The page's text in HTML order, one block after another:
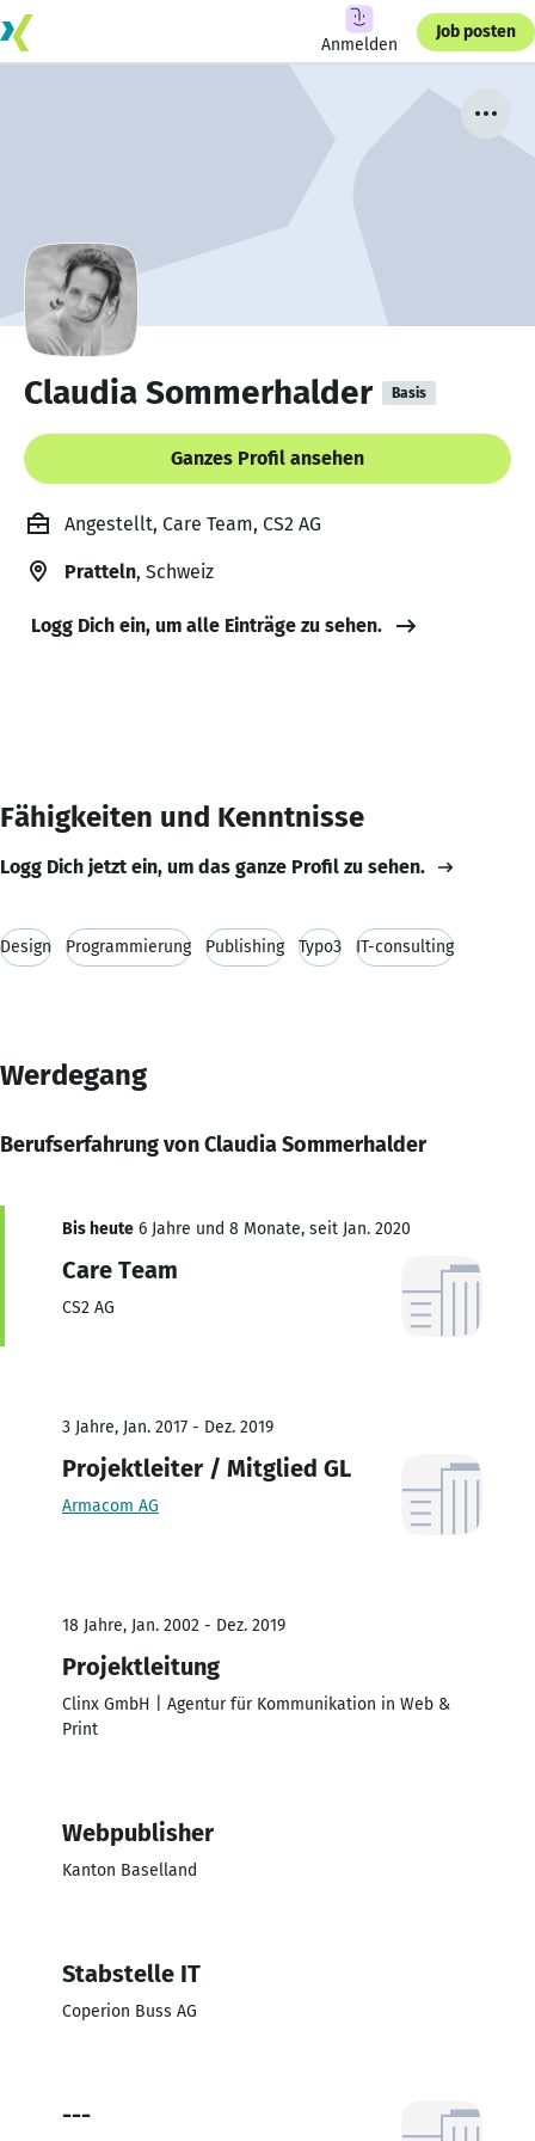
Anmelden
Job posten
Claudia Sommerhalder Basis
Ganzes Profil ansehen
Angestellt, Care Team, CS2 AG
Pratteln, Schweiz
Logg Dich ein, um alle Einträge zu sehen.
Fähigkeiten und Kenntnisse
Logg Dich jetzt ein, um das ganze Profil zu sehen.
Design Programmierung Publishing Typo3 IT-consulting
Werdegang
Berufserfahrung von Claudia Sommerhalder
Bis heute 6 Jahre und 8 Monate, seit Jan. 2020
Care Team
CS2 AG
3 Jahre, Jan. 2017 - Dez. 2019
Projektleiter / Mitglied GL
Armacom AG
18 Jahre, Jan. 2002 - Dez. 2019
Projektleitung
Clinx GmbH | Agentur für Kommunikation in Web &
Print
Webpublisher
Kanton Baselland
Stabstelle IT
Coperion Buss AG
---